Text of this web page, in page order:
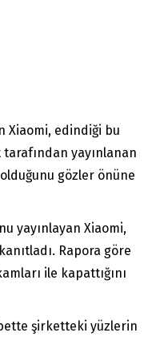
Xiaomi, edindiği bu
yayınlanan
gözler önüne
yayınlayan Xiaomi,
Rapora göre
ile kapattığını
şirketteki yüzlerin